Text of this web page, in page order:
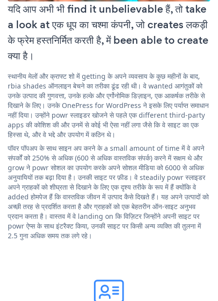
यदि आप अभी भी find it unbelievable हैं, तो take
a look at एक धूप का चश्मा कंपनी, जो creates लकड़ी
के फ्रेम हस्तनिर्मित करती है, में been able to create
क्या है।
स्थानीय मेलों और क्राफ्ट शो में getting के अपने व्यवसाय के कुछ महीनों के बाद,
rbia shades ऑनलाइन बेचने का तरीका ढूंढ रही थी। वे wanted आगंतुकों को
उनके उत्पाद की गुणवत्ता, उनके हल्के और एर्गोनोमिक डिज़ाइन, एक आकर्षक तरीके से
दिखाने के लिए। उनके OnePress for WordPress ने इसके लिए पर्याप्त समाधान
नहीं दिया। उन्होंने powr स्लाइडर खोजने से पहले एक different third-party
apps की कोशिश की और उनमें से कोई भी ऐसा नहीं लगा जैसे कि वे साइट का एक
हिस्सा थे, और वे भद्दे और उपयोग में कठिन थे।
पॉवर पॉपअप के साथ साइन अप करने के a small amount of time में वे अपने
संपर्कों को 250% से अधिक (600 से अधिक वास्तविक संपर्क) करने में सक्षम थे और
grow ने powr सोशल का उपयोग करके अपने सोशल मीडिया को 6000 से अधिक
अनुयायियों तक बढ़ा दिया है। उनकी साइट पर फ़ीड। वे steadily powr स्लाइडर
अपने ग्राहकों को शीघ्रता से दिखाने के लिए एक दृश्य तरीके के रूप में हैं क्योंकि वे
added होमपेज हैं कि वास्तविक जीवन में उत्पाद कैसे दिखते हैं। यह अपने उत्पादों को
अच्छी तरह से प्रदर्शित करता है और ग्राहकों को एक बेहतरीन ऑन-साइट अनुभव
प्रदान करता है। वास्तव में वे landing on कि विज़िटर जिन्होंने अपनी साइट पर
powr ऐप्स के साथ इंटरैक्ट किया, उनकी साइट पर किसी अन्य व्यक्ति की तुलना में
2.5 गुना अधिक समय तक लगे रहे।